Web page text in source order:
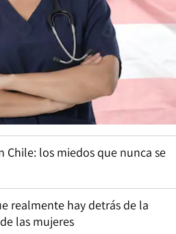
Chile: los miedos que nunca se
realmente hay detrás de la
las mujeres